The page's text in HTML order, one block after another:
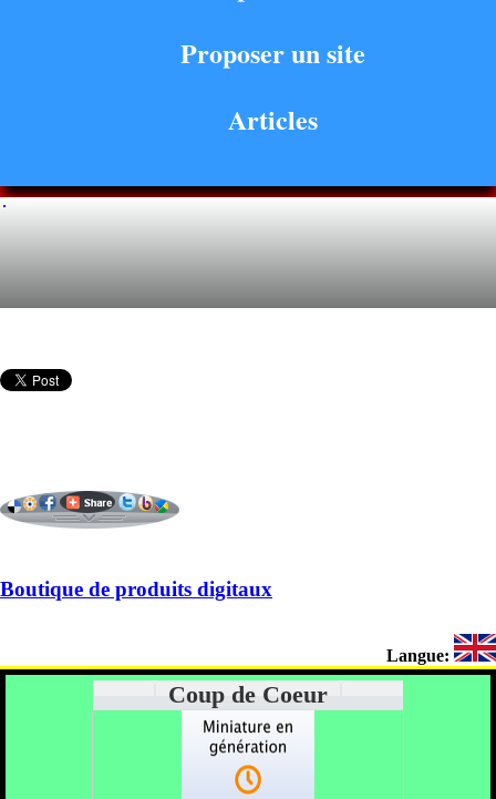
Proposer un site
Articles
Boutique de produits digitaux
Langue:
Coup de Coeur